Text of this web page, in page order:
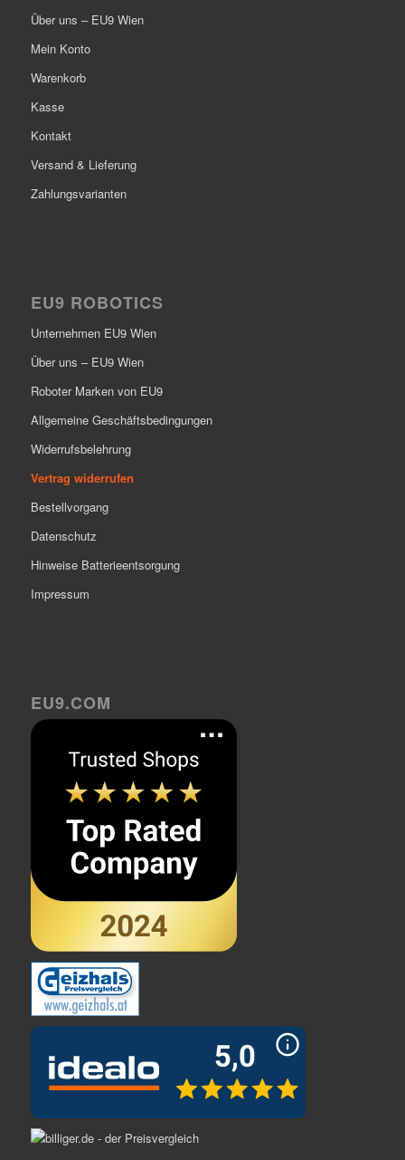
Über uns – EU9 Wien
Mein Konto
Warenkorb
Kasse
Kontakt
Versand & Lieferung
Zahlungsvarianten
EU9 ROBOTICS
Unternehmen EU9 Wien
Über uns – EU9 Wien
Roboter Marken von EU9
Allgemeine Geschäftsbedingungen
Widerrufsbelehrung
Vertrag widerrufen
Bestellvorgang
Datenschutz
Hinweise Batterieentsorgung
Impressum
EU9.COM